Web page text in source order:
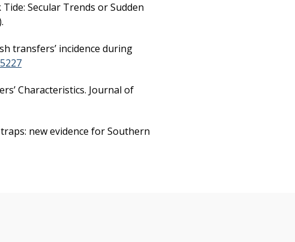
Tide: Secular Trends or Sudden
transfers’ incidence during
Characteristics. Journal of
traps: new evidence for Southern